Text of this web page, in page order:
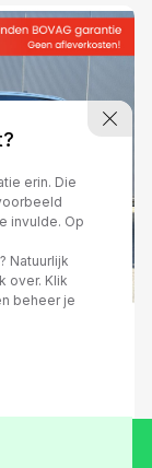
erin. Die
invulde. Op
Natuurlijk
over. Klik
beheer je